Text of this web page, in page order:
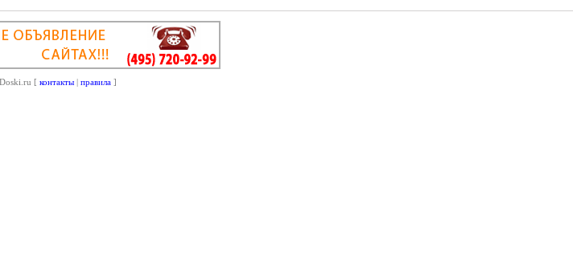
[ контакты| правила]